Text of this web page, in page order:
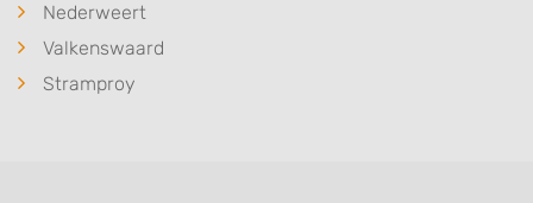
Nederweert
Valkenswaard
Stramproy